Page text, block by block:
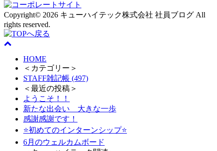
Copyright© 2026 キューハイテック株式会社 社員ブログ All
rights reserved.
HOME
＜カテゴリー＞
STAFF雑記帳 (497)
＜最近の投稿＞
ようこそ！！
新たな出会い 大きな一歩
感謝感謝です！
⭐初めてのインターンシップ⭐
6月のウェルカムボード